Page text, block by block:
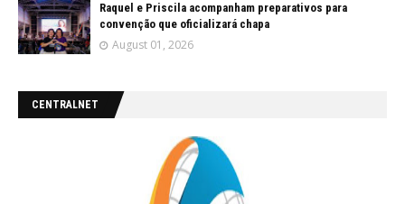
Raquel e Priscila acompanham preparativos para
convenção que oficializará chapa
August 01, 2026
CENTRALNET